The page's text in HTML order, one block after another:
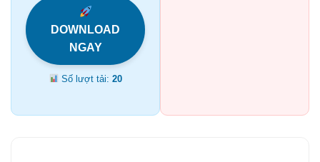
DOWNLOAD
NGAY
Số lượt tải:20